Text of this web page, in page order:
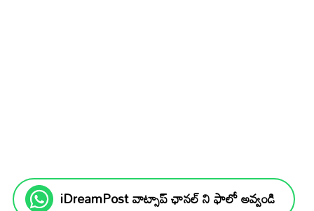
iDreamPost వాట్సాప్ ఛానల్ ని ఫాలో అవ్వండి